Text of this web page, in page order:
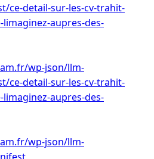
ce-detail-sur-les-cv-trahit-
limaginez-aupres-des-
wp-json/llm-
ce-detail-sur-les-cv-trahit-
limaginez-aupres-des-
wp-json/llm-